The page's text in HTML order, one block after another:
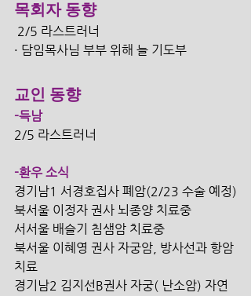
목회자 동향
2/5 라스트러너
· 담임목사님 부부 위해 늘 기도부
교인 동향
-득남
2/5 라스트러너
-환우 소식
경기남1 서경호집사 폐암(2/23 수술 예정)
북서울 이정자 권사 뇌종양 치료중
서서울 배슬기 침샘암 치료중
북서울 이혜영 권사 자궁암, 방사선과 항암
치료
경기남2 김지선B권사 자궁( 난소암) 자연